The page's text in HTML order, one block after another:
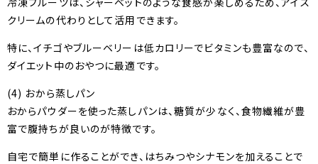
クリームの代わりとして活用できます。
特に、イチゴやブルーベリーは低カロリーでビタミンも豊富なので、
ダイエット中のおやつに最適です。
(4) おから蒸しパン
おからパウダーを使った蒸しパンは、糖質が少なく、食物繊維が豊
富で腹持ちが良いのが特徴です。
自宅で簡単に作ることができ、はちみつやシナモンを加えることで